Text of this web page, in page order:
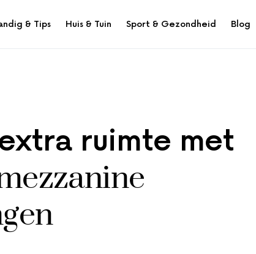
& Tips Huis & Tuin Sport & Gezondheid Blog
ruimte met